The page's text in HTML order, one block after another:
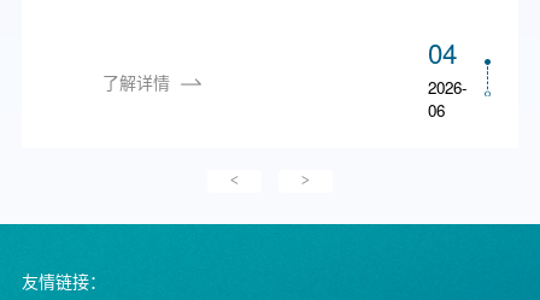
了解详情
04
2026-
06
< >
友情链接：